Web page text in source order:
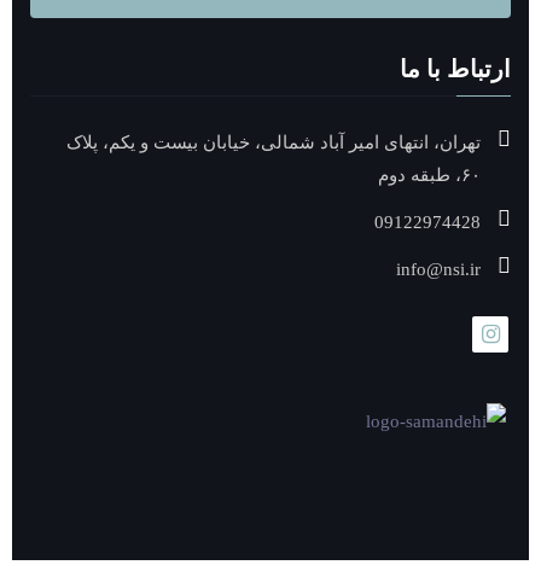
ارتباط با ما
تهران، انتهای امیر آباد شمالی، خیابان بیست و یکم، پلاک
۶۰، طبقه دوم
09122974428
info@nsi.ir